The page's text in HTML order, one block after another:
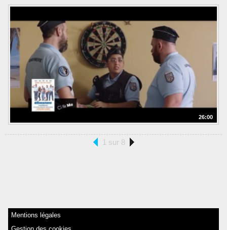
26:00
1 sur 8
Mentions légales